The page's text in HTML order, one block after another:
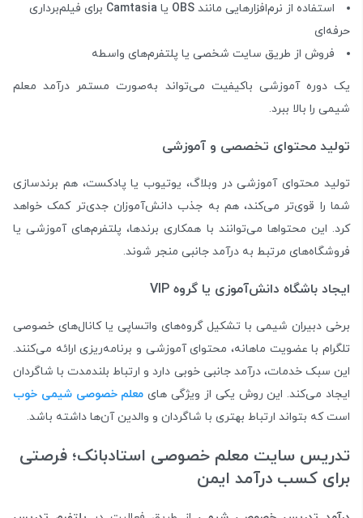
استفاده از نرم‌افزارهایی مانند OBS یا Camtasia برای فیلم‌برداری
حرفه‌ای
فروش از طریق سایت شخصی یا پلتفرم‌های واسطه
یک دوره آموزشی باکیفیت می‌تواند به‌صورت مستمر درآمد معلم
شیمی را بالا ببرد.
تولید محتوای تخصصی و آموزشی
تولید محتوای آموزشی در وبلاگ، یوتیوب یا پادکست، هم برندسازی
شما را قوی‌تر می‌کند، هم به جذب دانش‌آموزان جدی‌تر کمک خواهد
کرد. این محتواها می‌توانند با همکاری برندها، پلتفرم‌های آموزشی یا
فروشگاه‌های مرتبط به درآمد جانبی منجر شوند.
ایجاد باشگاه دانش‌آموزی یا گروه VIP
برخی دبیران شیمی با تشکیل گروه‌های واتساپی یا کانال‌های خصوصی
تلگرام با عضویت ماهانه، محتوای آموزشی و برنامه‌ریزی ارائه می‌کنند.
این سبک خدمات، درآمد جانبی خوبی دارد و ارتباط بلندمدت با شاگردان
ایجاد می‌کند. این روش یکی از ویژگی های معلم خصوصی شیمی خوب
است که بتواند ارتباط بهتری با شاگردان و والدین آن‌ها داشته باشد.
تدریس سایت معلم خصوصی استادبانک؛ فرصتی
برای کسب درآمد ایمن